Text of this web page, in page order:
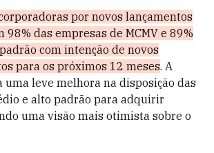
por novos lançamentos
98% das empresas de MCMV e 89%
com intenção de novos
para os próximos 12 meses. A
uma leve melhora na disposição das
e alto padrão para adquirir
uma visão mais otimista sobre o